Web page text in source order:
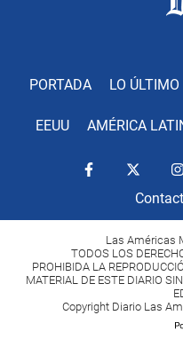
PORTADA LO ÚLTIMO
EEUU AMÉRICA
Las Américas
TODOS LOS
PROHIBIDA LA
MATERIAL DE ESTE DIARIO
Copyright Diario Las